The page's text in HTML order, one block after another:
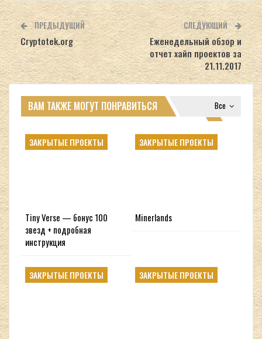
ПРЕДЫДУЩИЙ
Cryptotek.org
СЛЕДУЮЩИЙ
Еженедельный обзор и
отчет хайп проектов за
21.11.2017
Все
ВАМ ТАКЖЕ МОГУТ ПОНРАВИТЬСЯ
ЗАКРЫТЫЕ ПРОЕКТЫ
Tiny Verse — бонус 100
звезд + подробная
инструкция
ЗАКРЫТЫЕ ПРОЕКТЫ
Minerlands
ЗАКРЫТЫЕ ПРОЕКТЫ ЗАКРЫТЫЕ ПРОЕКТЫ